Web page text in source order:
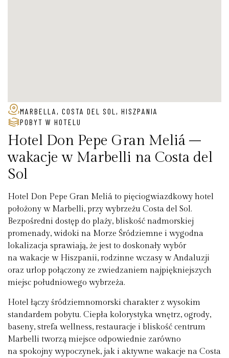
MARBELLA, COSTA DEL SOL, HISZPANIA
POBYT W HOTELU
Hotel Don Pepe Gran Meliá –
wakacje w Marbelli na Costa del
Sol
Hotel Don Pepe Gran Meliá to pięciogwiazdkowy hotel
położony w Marbelli, przy wybrzeżu Costa del Sol.
Bezpośredni dostęp do plaży, bliskość nadmorskiej
promenady, widoki na Morze Śródziemne i wygodna
lokalizacja sprawiają, że jest to doskonały wybór
na wakacje w Hiszpanii, rodzinne wczasy w Andaluzji
oraz urlop połączony ze zwiedzaniem najpiękniejszych
miejsc południowego wybrzeża.
Hotel łączy śródziemnomorski charakter z wysokim
standardem pobytu. Ciepła kolorystyka wnętrz, ogrody,
baseny, strefa wellness, restauracje i bliskość centrum
Marbelli tworzą miejsce odpowiednie zarówno
na spokojny wypoczynek, jak i aktywne wakacje na Costa